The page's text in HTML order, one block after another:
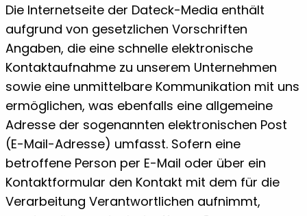
Die Internetseite der Dateck-Media enthält
aufgrund von gesetzlichen Vorschriften
Angaben, die eine schnelle elektronische
Kontaktaufnahme zu unserem Unternehmen
sowie eine unmittelbare Kommunikation mit uns
ermöglichen, was ebenfalls eine allgemeine
Adresse der sogenannten elektronischen Post
(E-Mail-Adresse) umfasst. Sofern eine
betroffene Person per E-Mail oder über ein
Kontaktformular den Kontakt mit dem für die
Verarbeitung Verantwortlichen aufnimmt,